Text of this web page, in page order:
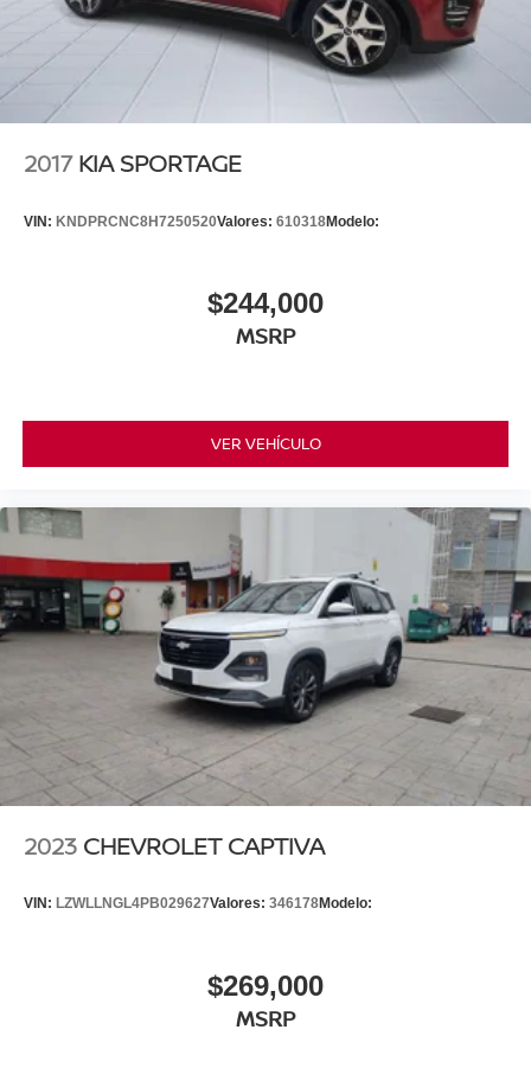
2017 KIA SPORTAGE
VIN: KNDPRCNC8H7250520Valores: 610318Modelo:
$244,000
MSRP
VER VEHÍCULO
2023 CHEVROLET CAPTIVA
VIN: LZWLLNGL4PB029627Valores: 346178Modelo:
$269,000
MSRP